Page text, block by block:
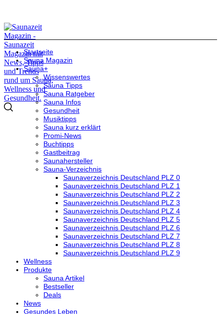
Startseite
Sauna Magazin
Sauna+
Wissenswertes
Sauna Tipps
Sauna Ratgeber
Sauna Infos
Gesundheit
Musiktipps
Sauna kurz erklärt
Promi-News
Buchtipps
Gastbeitrag
Saunahersteller
Sauna-Verzeichnis
Saunaverzeichnis Deutschland PLZ 0
Saunaverzeichnis Deutschland PLZ 1
Saunaverzeichnis Deutschland PLZ 2
Saunaverzeichnis Deutschland PLZ 3
Saunaverzeichnis Deutschland PLZ 4
Saunaverzeichnis Deutschland PLZ 5
Saunaverzeichnis Deutschland PLZ 6
Saunaverzeichnis Deutschland PLZ 7
Saunaverzeichnis Deutschland PLZ 8
Saunaverzeichnis Deutschland PLZ 9
Wellness
Produkte
Sauna Artikel
Bestseller
Deals
News
Gesundes Leben